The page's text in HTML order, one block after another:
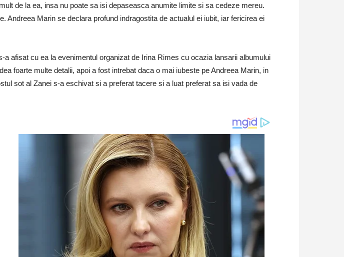
de la ea, insa nu poate sa isi depaseasca anumite limite si sa cedeze mereu.
Andreea Marin se declara profund indragostita de actualul ei iubit, iar fericirea ei
afisat cu ea la evenimentul organizat de Irina Rimes cu ocazia lansarii albumului
foarte multe detalii, apoi a fost intrebat daca o mai iubeste pe Andreea Marin, in
sot al Zanei s-a eschivat si a preferat tacere si a luat preferat sa isi vada de